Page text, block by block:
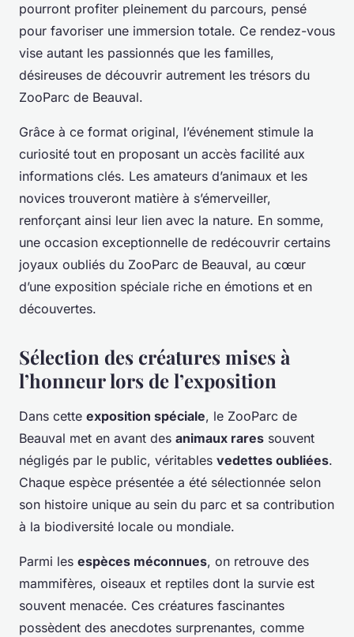
pourront profiter pleinement du parcours, pensé
pour favoriser une immersion totale. Ce rendez-vous
vise autant les passionnés que les familles,
désireuses de découvrir autrement les trésors du
ZooParc de Beauval.
Grâce à ce format original, l’événement stimule la
curiosité tout en proposant un accès facilité aux
informations clés. Les amateurs d’animaux et les
novices trouveront matière à s’émerveiller,
renforçant ainsi leur lien avec la nature. En somme,
une occasion exceptionnelle de redécouvrir certains
joyaux oubliés du ZooParc de Beauval, au cœur
d’une exposition spéciale riche en émotions et en
découvertes.
Sélection des créatures mises à
l’honneur lors de l’exposition
Dans cette exposition spéciale, le ZooParc de
Beauval met en avant des animaux rares souvent
négligés par le public, véritables vedettes oubliées.
Chaque espèce présentée a été sélectionnée selon
son histoire unique au sein du parc et sa contribution
à la biodiversité locale ou mondiale.
Parmi les espèces méconnues, on retrouve des
mammifères, oiseaux et reptiles dont la survie est
souvent menacée. Ces créatures fascinantes
possèdent des anecdotes surprenantes, comme